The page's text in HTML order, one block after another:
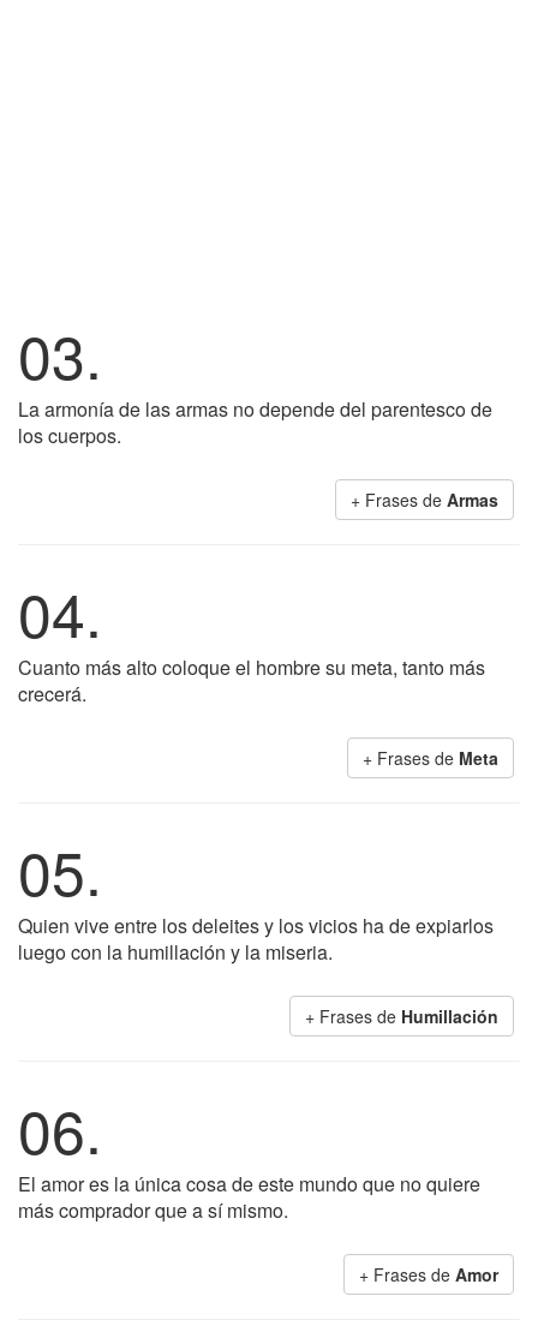
03.
La armonía de las armas no depende del parentesco de
los cuerpos.
+ Frases de Armas
04.
Cuanto más alto coloque el hombre su meta, tanto más
crecerá.
+ Frases de Meta
05.
Quien vive entre los deleites y los vicios ha de expiarlos
luego con la humillación y la miseria.
+ Frases de Humillación
06.
El amor es la única cosa de este mundo que no quiere
más comprador que a sí mismo.
+ Frases de Amor